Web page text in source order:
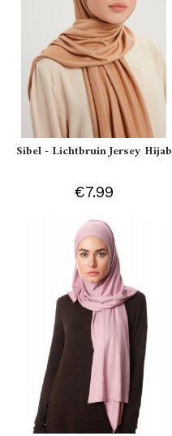
Sibel - Lichtbruin Jersey Hijab
€7.99